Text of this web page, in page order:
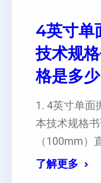
4英寸单
技术规
格是多少
1. 4英寸单面
本技术规格
（100mm）
了解更多